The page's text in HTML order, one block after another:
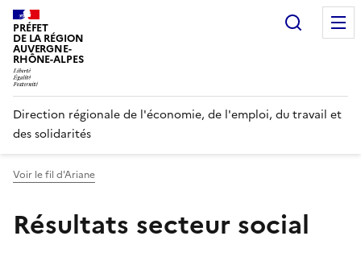
Panneau de gestion des cookies
PRÉFET
DE LA RÉGION
AUVERGNE-
RHÔNE-ALPES
Direction régionale de l'économie, de l'emploi, du travail et
des solidarités
Voir le fil d'Ariane
Résultats secteur social